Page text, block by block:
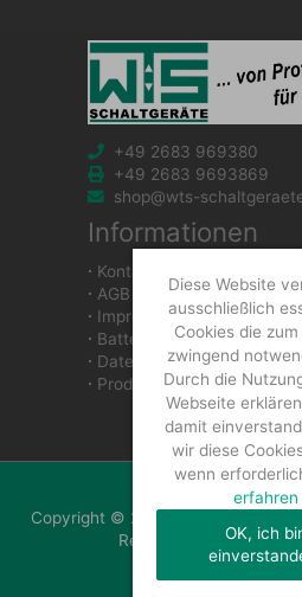
+49 2683 969380
+49 2683 9693869
shop@wts-
Informationen
∙ Kontakt
∙ AGB
∙ Impressum
∙ Batteriegesetzhinweise
∙ Datenschutzerklärung
∙ Produkte
Copyright © 2026 WTS
Realisierung: WTS
Diese Website
ausschließlich
Cookies die
zwingend
Durch die
Webseite
damit
wir diese
wenn
erfahren
OK, ich